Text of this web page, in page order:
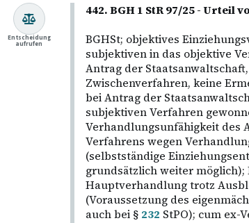
442. BGH 1 StR 97/25 - Urteil
BGHSt; objektives
subjektiven in das objektive
Antrag der
Zwischenverfahren, keine
bei Antrag der
subjektiven Verfahren
Verhandlungsunfähigkeit des
Verfahrens wegen
(selbstständige
grundsätzlich weiter
Hauptverhandlung trotz
(Voraussetzung des
auch bei § 232 StPO); cum ex-
Entscheidung
aufrufen